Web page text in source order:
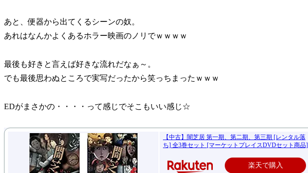
あと、便器から出てくるシーンの奴。
あれはなんかよくあるホラー映画のノリでｗｗｗｗ
最後も好きと言えば好きな流れだなぁ～。
でも最後思わぬところで実写だったから笑っちまったｗｗｗ
EDがまさかの・・・・って感じでそこもいい感じ☆
【中古】闇芝居 第一期、第二期、第三期 [レンタル落
ち] 全3巻セット [マーケットプレイスDVDセット商品]
楽天で購入